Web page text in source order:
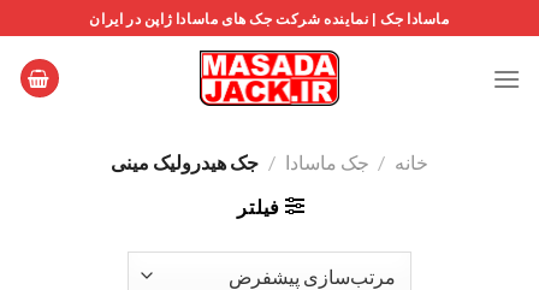
to
content
ماسادا جک | نماینده شرکت جک های ماسادا ژاپن در ایران
خانه / جک ماسادا / جک هیدرولیک مینی
فیلتر